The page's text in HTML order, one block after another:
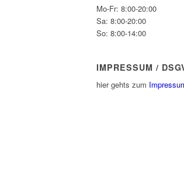
Mo-Fr: 8:00-20:00
Sa: 8:00-20:00
So: 8:00-14:00
IMPRESSUM /
hier gehts zum